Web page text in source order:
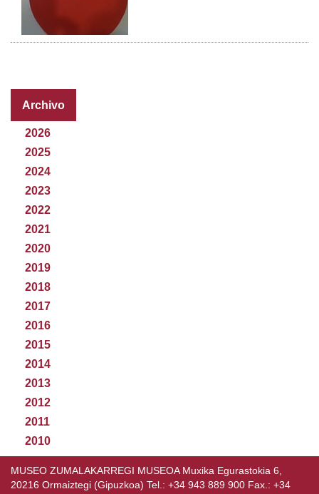
Archivo
2026
2025
2024
2023
2022
2021
2020
2019
2018
2017
2016
2015
2014
2013
2012
2011
2010
MUSEO ZUMALAKARREGI MUSEOA Muxika Egurastokia 6,
20216 Ormaiztegi (Gipuzkoa) Tel.: +34 943 889 900 Fax.: +34